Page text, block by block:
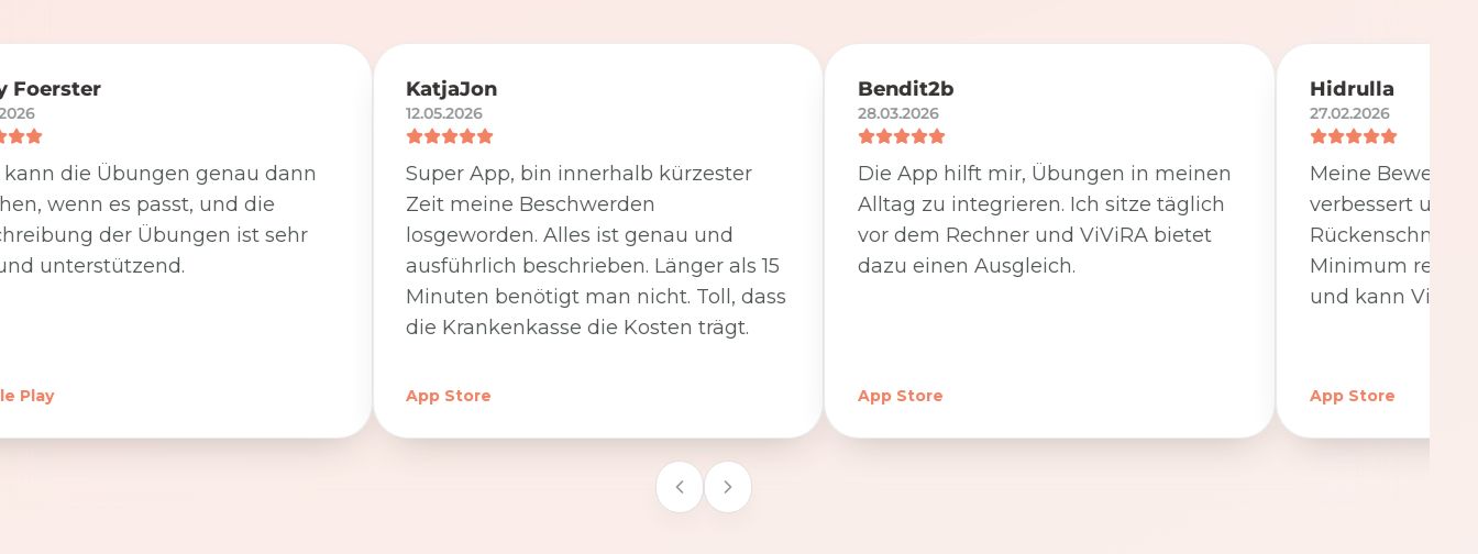
Foerster
die Übungen genau dann
wenn es passt, und die
der Übungen ist sehr
unterstützend.
Play
KatjaJon
12.05.2026
Super App, bin innerhalb kürzester
Zeit meine Beschwerden
losgeworden. Alles ist genau und
ausführlich beschrieben. Länger als 15
Minuten benötigt man nicht. Toll, dass
die Krankenkasse die Kosten trägt.
App Store
Bendit2b
28.03.2026
Die App hilft mir, Übungen in meinen
Alltag zu integrieren. Ich sitze täglich
vor dem Rechner und ViViRA bietet
dazu einen Ausgleich.
App Store
Hidrulla
27.02.2026
Meine
verbessert und
Minimum
und kann
App Store